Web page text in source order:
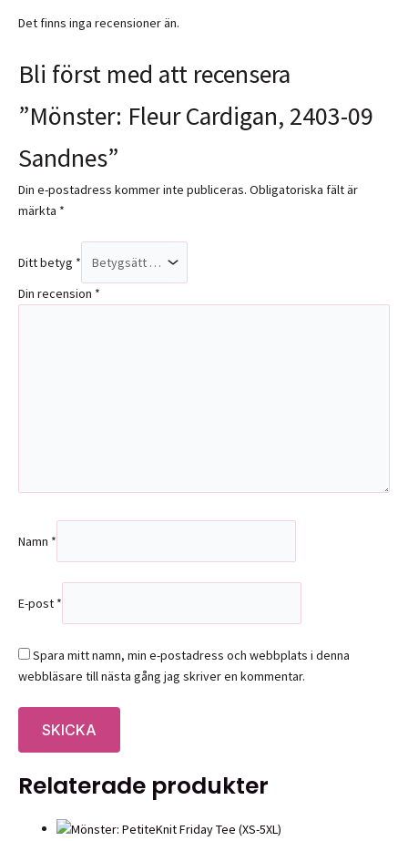
Det finns inga recensioner än.
Bli först med att recensera
”Mönster: Fleur Cardigan, 2403-09
Sandnes”
Din e-postadress kommer inte publiceras. Obligatoriska fält är
märkta *
Ditt betyg *
Din recension *
Namn *
E-post *
Spara mitt namn, min e-postadress och webbplats i denna
webbläsare till nästa gång jag skriver en kommentar.
Relaterade produkter